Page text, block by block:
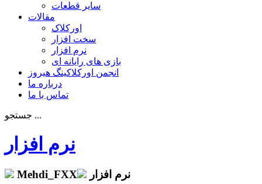
سایر قطعات
مقالات
اورکلاک
سخت افزار
نرم افزار
بازی های رایانه ای
انجمن اورکلاکینگ هیروز
درباره ما
تماس با ما
جستجو ...
نرم افزار
Mehdi_FXX نرم افزار